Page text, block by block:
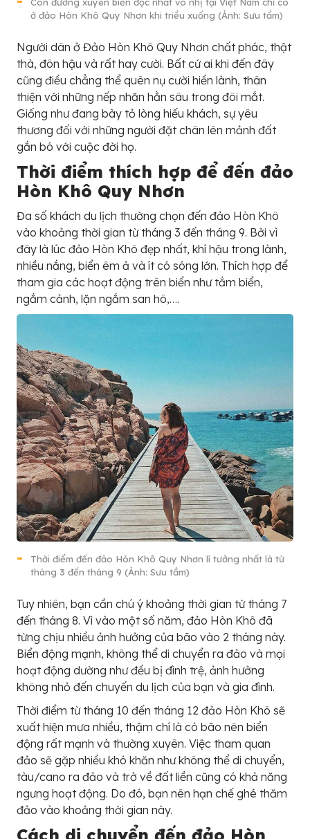
ở đảo Hòn Khô Quy Nhơn khi triều xuống (Ảnh: Sưu tầm)
Người dân ở Đảo Hòn Khô Quy Nhơn chất phác, thật
thà, đôn hậu và rất hay cười. Bất cứ ai khi đến đây
cũng điều chẳng thể quên nụ cười hiền lành, thân
thiện với những nếp nhăn hằn sâu trong đôi mắt.
Giống như đang bày tỏ lòng hiếu khách, sự yêu
thương đối với những người đặt chân lên mảnh đất
gắn bó với cuộc đời họ.
Thời điểm thích hợp để đến đảo
Hòn Khô Quy Nhơn
Đa số khách du lịch thường chọn đến đảo Hòn Khô
vào khoảng thời gian từ tháng 3 đến tháng 9. Bởi vì
đây là lúc đảo Hòn Khô đẹp nhất, khí hậu trong lành,
nhiều nắng, biển êm ả và ít có sóng lớn. Thích hợp để
tham gia các hoạt động trên biển như tắm biển,
ngắm cảnh, lặn ngắm san hô,….
Thời điểm đến đảo Hòn Khô Quy Nhơn lí tưởng nhất là từ
tháng 3 đến tháng 9 (Ảnh: Sưu tầm)
Tuy nhiên, bạn cần chú ý khoảng thời gian từ tháng 7
đến tháng 8. Vì vào một số năm, đảo Hòn Khô đã
từng chịu nhiều ảnh hưởng của bão vào 2 tháng này.
Biển động mạnh, không thể di chuyển ra đảo và mọi
hoạt động dường như đều bị đình trệ, ảnh hưởng
không nhỏ đến chuyến du lịch của bạn và gia đình.
Thời điểm từ tháng 10 đến tháng 12 đảo Hòn Khô sẽ
xuất hiện mưa nhiều, thậm chí là có bão nên biển
động rất mạnh và thường xuyên. Việc tham quan
đảo sẽ gặp nhiều khó khăn như không thể di chuyển,
tàu/cano ra đảo và trở về đất liền cũng có khả năng
ngưng hoạt động. Do đó, bạn nên hạn chế ghé thăm
đảo vào khoảng thời gian này.
Cách di chuyển đến đảo Hòn